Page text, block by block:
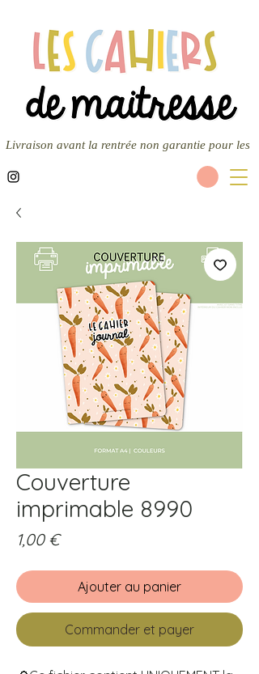
Livraison avant la rentrée non garantie pour les
Couverture
imprimable 8990
1,00 €Prix
Ajouter au panier
Commander et payer